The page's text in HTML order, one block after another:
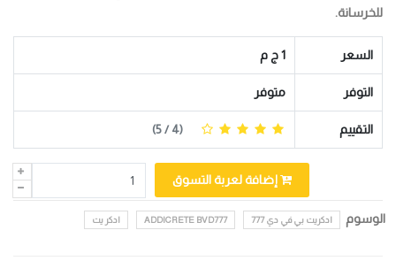
للخرسانة.
السعر 1 ج م
التوفر متوفر
التقييم (
4
/ 5)
إضافة لعربة التسوق
الوسوم ادكريت بي في دي 777 ADDICRETE BVD777 ادكر يت